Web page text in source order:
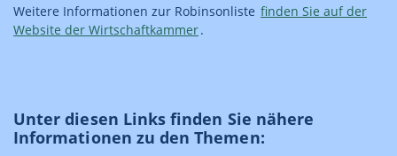
Weitere Informationen zur Robinsonliste finden Sie auf der
Website der Wirtschaftkammer.
Unter diesen Links finden Sie nähere
Informationen zu den Themen: